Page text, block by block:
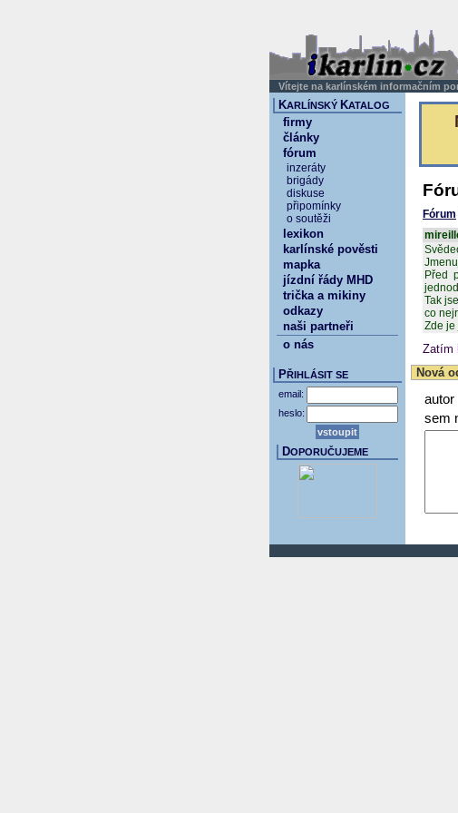
Vítejte na karlínském informačním
Fórum
Před
Tak
co
Zde je
Zatím
Nová
autor
sem
KARLÍNSKÝ KATALOG
firmy
články
fórum
inzeráty
brigády
diskuse
připomínky
o soutěži
lexikon
karlínské pověsti
mapka
jízdní řády MHD
trička a mikiny
odkazy
naši partneři
o nás
PŘIHLÁSIT SE
email:
heslo:
DOPORUČUJEME